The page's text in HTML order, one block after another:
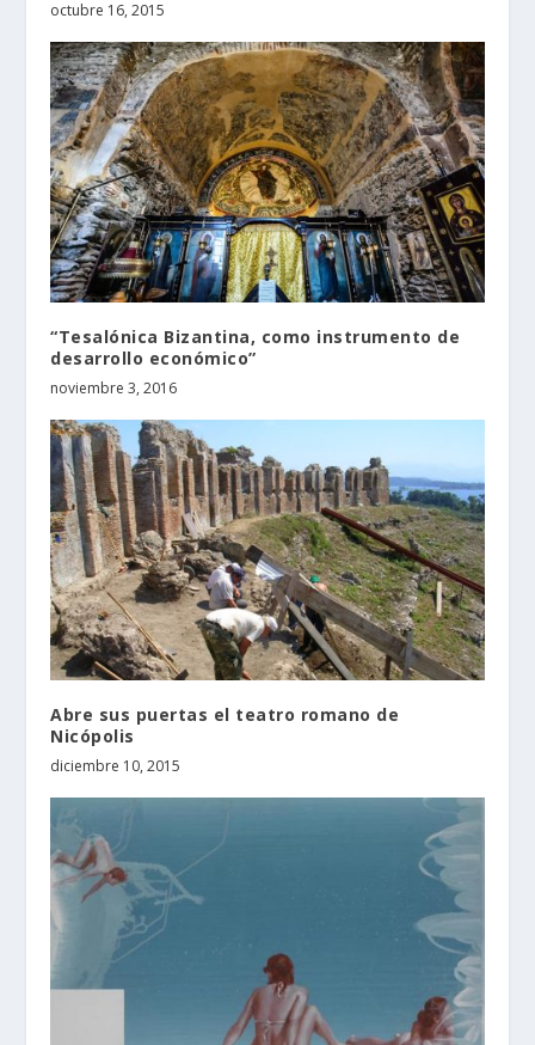
octubre 16, 2015
“Tesalónica Bizantina, como instrumento de
desarrollo económico”
noviembre 3, 2016
Abre sus puertas el teatro romano de
Nicópolis
diciembre 10, 2015